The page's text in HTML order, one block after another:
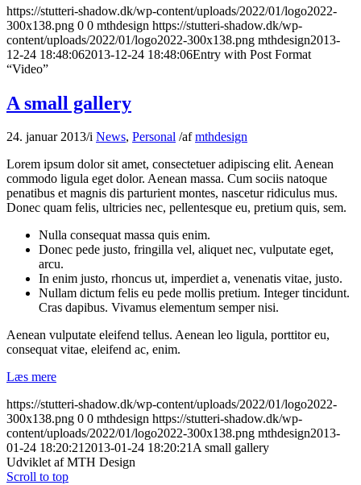
https://stutteri-shadow.dk/wp-content/uploads/2022/01/logo2022-
300x138.png 0 0 mthdesign https://stutteri-shadow.dk/wp-
content/uploads/2022/01/logo2022-300x138.png mthdesign2013-
12-24 18:48:062013-12-24 18:48:06Entry with Post Format
“Video”
A small gallery
24. januar 2013/i News, Personal /afmthdesign
Lorem ipsum dolor sit amet, consectetuer adipiscing elit. Aenean
commodo ligula eget dolor. Aenean massa. Cum sociis natoque
penatibus et magnis dis parturient montes, nascetur ridiculus mus.
Donec quam felis, ultricies nec, pellentesque eu, pretium quis, sem.
Nulla consequat massa quis enim.
Donec pede justo, fringilla vel, aliquet nec, vulputate eget,
arcu.
In enim justo, rhoncus ut, imperdiet a, venenatis vitae, justo.
Nullam dictum felis eu pede mollis pretium. Integer tincidunt.
Cras dapibus. Vivamus elementum semper nisi.
Aenean vulputate eleifend tellus. Aenean leo ligula, porttitor eu,
consequat vitae, eleifend ac, enim.
Læs mere
https://stutteri-shadow.dk/wp-content/uploads/2022/01/logo2022-
300x138.png 0 0 mthdesign https://stutteri-shadow.dk/wp-
content/uploads/2022/01/logo2022-300x138.png mthdesign2013-
01-24 18:20:212013-01-24 18:20:21A small gallery
Udviklet af MTH Design
Scroll to top